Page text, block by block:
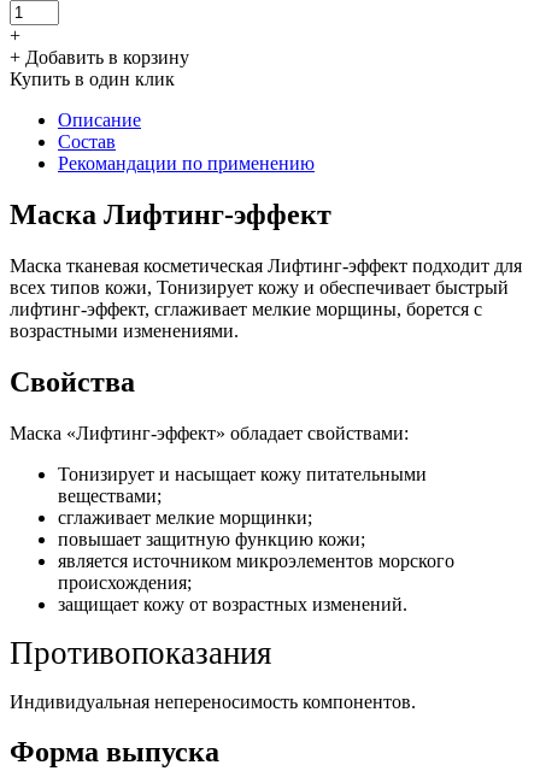
+
+ Добавить в корзину
Купить в один клик
Описание
Состав
Рекомандации по применению
Маска Лифтинг-эффект
Маска тканевая косметическая Лифтинг-эффект подходит для
всех типов кожи, Тонизирует кожу и обеспечивает быстрый
лифтинг-эффект, сглаживает мелкие морщины, борется с
возрастными изменениями.
Свойства
Маска «Лифтинг-эффект» обладает свойствами:
Тонизирует и насыщает кожу питательными
веществами;
сглаживает мелкие морщинки;
повышает защитную функцию кожи;
является источником микроэлементов морского
происхождения;
защищает кожу от возрастных изменений.
Противопоказания
Индивидуальная непереносимость компонентов.
Форма выпуска